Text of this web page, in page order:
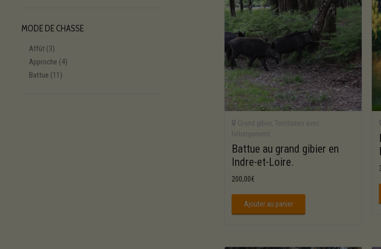
Grand gibier,Territoires avec
hébergement
Battue au grand gibier en
Indre-et-Loire.
200,00€
Ajouter au panier
MODE DE CHASSE
Affût (3)
Approche (4)
Battue (11)